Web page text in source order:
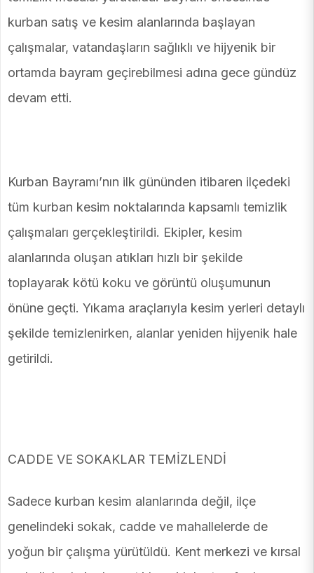
kurban satış ve kesim alanlarında başlayan
çalışmalar, vatandaşların sağlıklı ve hijyenik bir
ortamda bayram geçirebilmesi adına gece gündüz
devam etti.
Kurban Bayramı’nın ilk gününden itibaren ilçedeki
tüm kurban kesim noktalarında kapsamlı temizlik
çalışmaları gerçekleştirildi. Ekipler, kesim
alanlarında oluşan atıkları hızlı bir şekilde
toplayarak kötü koku ve görüntü oluşumunun
önüne geçti. Yıkama araçlarıyla kesim yerleri detaylı
şekilde temizlenirken, alanlar yeniden hijyenik hale
getirildi.
CADDE VE SOKAKLAR TEMİZLENDİ
Sadece kurban kesim alanlarında değil, ilçe
genelindeki sokak, cadde ve mahallelerde de
yoğun bir çalışma yürütüldü. Kent merkezi ve kırsal